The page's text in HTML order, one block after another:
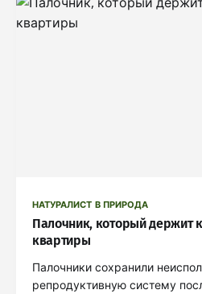
НАТУРАЛИСТ В ПРИРОДА
Палочник, который держит
квартиры
Палочники сохранили
репродуктивную систему